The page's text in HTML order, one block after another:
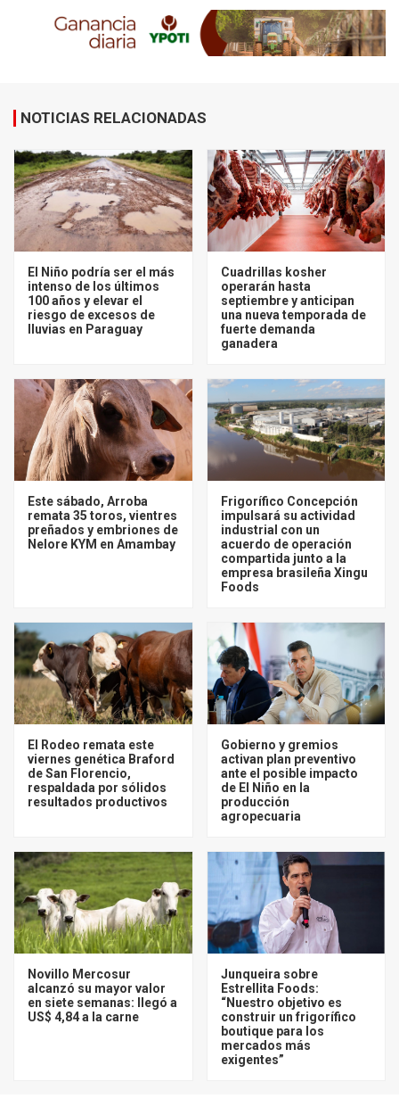
NOTICIAS RELACIONADAS
El Niño podría ser el más
intenso de los últimos
100 años y elevar el
riesgo de excesos de
lluvias en Paraguay
Cuadrillas kosher
operarán hasta
septiembre y anticipan
una nueva temporada de
fuerte demanda
ganadera
Este sábado, Arroba
remata 35 toros, vientres
preñados y embriones de
Nelore KYM en Amambay
Frigorífico Concepción
impulsará su actividad
industrial con un
acuerdo de operación
compartida junto a la
empresa brasileña Xingu
Foods
El Rodeo remata este
viernes genética Braford
de San Florencio,
respaldada por sólidos
resultados productivos
Gobierno y gremios
activan plan preventivo
ante el posible impacto
de El Niño en la
producción
agropecuaria
Novillo Mercosur
alcanzó su mayor valor
en siete semanas: llegó a
US$ 4,84 a la carne
Junqueira sobre
Estrellita Foods:
“Nuestro objetivo es
construir un frigorífico
boutique para los
mercados más
exigentes”